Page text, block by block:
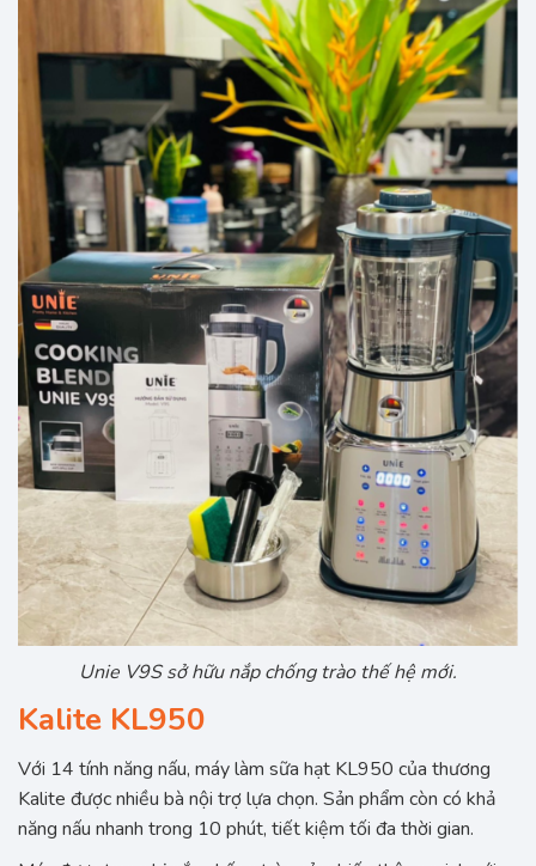
Unie V9S sở hữu nắp chống trào thế hệ mới.
Kalite KL950
Với 14 tính năng nấu, máy làm sữa hạt KL950 của thương
Kalite được nhiều bà nội trợ lựa chọn. Sản phẩm còn có khả
năng nấu nhanh trong 10 phút, tiết kiệm tối đa thời gian.